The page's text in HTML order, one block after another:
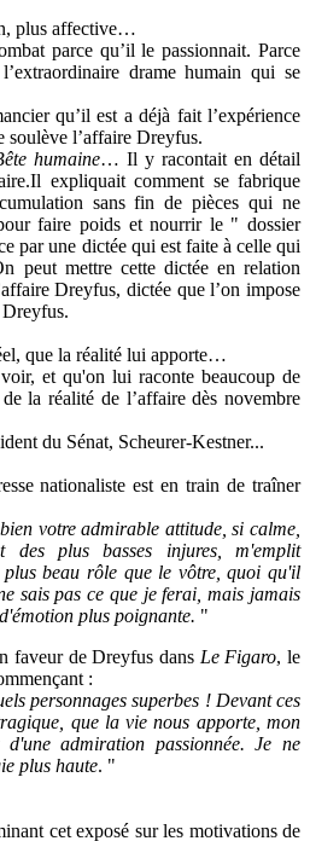
plus affective…
parce qu’il le passionnait. Parce
drame humain qui se
qu’il est a déjà fait l’expérience
soulève l’affaire Dreyfus.
humaine… Il y racontait en détail
expliquait comment se fabrique
sans fin de pièces qui ne
faire poids et nourrir le " dossier
par une dictée qui est faite à celle qui
peut mettre cette dictée en relation
Dreyfus, dictée que l’on impose
que la réalité lui apporte…
et qu'on lui raconte beaucoup de
la réalité de l’affaire dès novembre
du Sénat, Scheurer-Kestner...
nationaliste est en train de traîner
votre admirable attitude, si calme,
des plus basses injures, m'emplit
beau rôle que le vôtre, quoi qu'il
sais pas ce que je ferai, mais jamais
plus poignante. "
faveur de Dreyfus dans Le Figaro, le
:
personnages superbes ! Devant ces
que la vie nous apporte, mon
admiration passionnée. Je ne
plus haute. "
cet exposé sur les motivations de